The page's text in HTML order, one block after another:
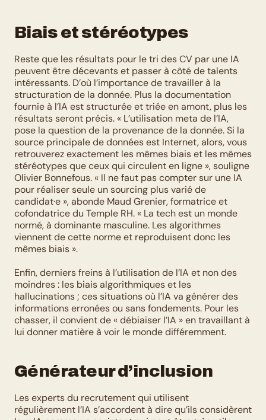
Biais et stéréotypes
Reste que les résultats pour le tri des CV par une IA
peuvent être décevants et passer à côté de talents
intéressants. D’où l’importance de travailler à la
structuration de la donnée. Plus la documentation
fournie à l’IA est structurée et triée en amont, plus les
résultats seront précis. « L’utilisation meta de l’IA,
pose la question de la provenance de la donnée. Si la
source principale de données est Internet, alors, vous
retrouverez exactement les mêmes biais et les mêmes
stéréotypes que ceux qui circulent en ligne », souligne
Olivier Bonnefous. « Il ne faut pas compter sur une IA
pour réaliser seule un sourcing plus varié de
candidat·e », abonde Maud Grenier, formatrice et
cofondatrice du Temple RH. « La tech est un monde
normé, à dominante masculine. Les algorithmes
viennent de cette norme et reproduisent donc les
mêmes biais ».
Enfin, derniers freins à l’utilisation de l’IA et non des
moindres : les biais algorithmiques et les
hallucinations ; ces situations où l’IA va générer des
informations erronées ou sans fondements. Pour les
chasser, il convient de « débiaiser l’IA » en travaillant à
lui donner matière à voir le monde différemment.
Générateur d’inclusion
Les experts du recrutement qui utilisent
régulièrement l’IA s’accordent à dire qu’ils considèrent